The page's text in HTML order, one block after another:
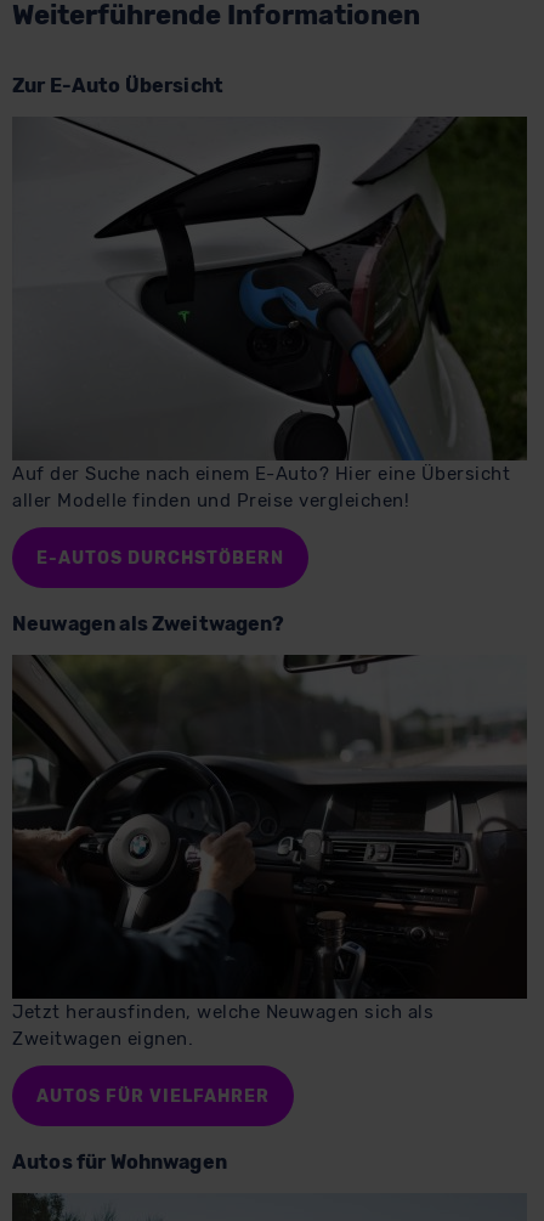
Weiterführende Informationen
Zur E-Auto Übersicht
Auf der Suche nach einem E-Auto? Hier eine Übersicht
aller Modelle finden und Preise vergleichen!
E-AUTOS DURCHSTÖBERN
Neuwagen als Zweitwagen?
Jetzt herausfinden, welche Neuwagen sich als
Zweitwagen eignen.
AUTOS FÜR VIELFAHRER
Autos für Wohnwagen